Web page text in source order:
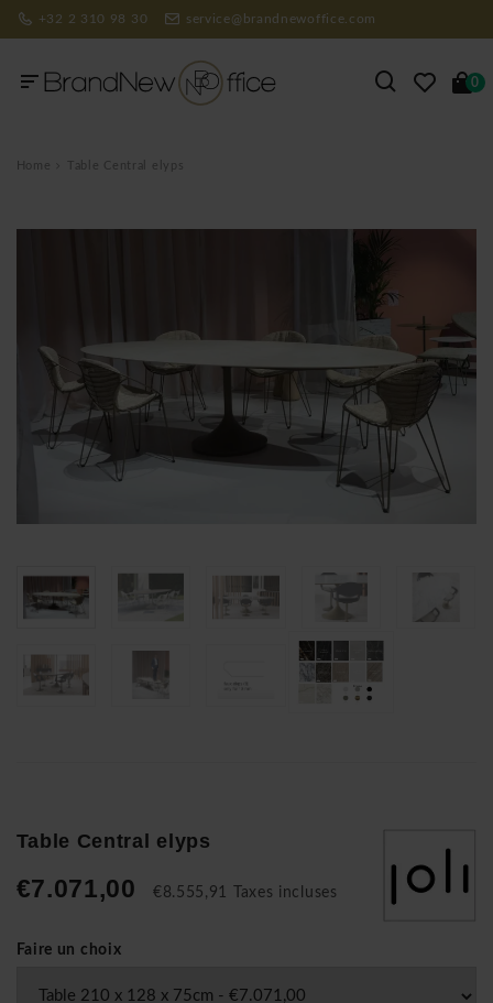
+32 2 310 98 30 service@brandnewoffice.com
0
Home Table Central elyps
Table Central elyps
€7.071,00 €8.555,91 Taxes incluses
Faire un choix